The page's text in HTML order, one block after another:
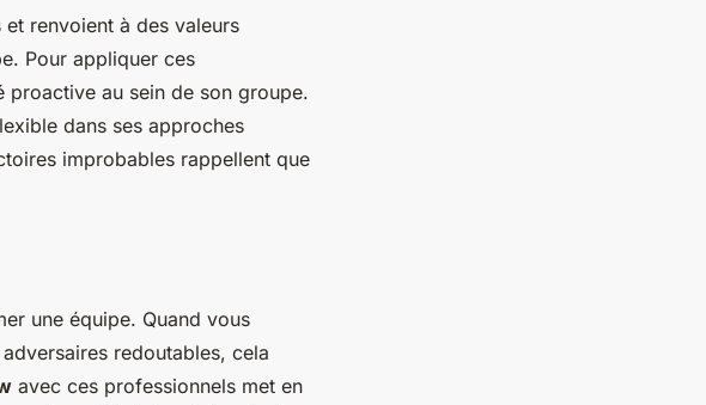
renvoient à des valeurs
Pour appliquer ces
proactive au sein de son groupe.
dans ses approches
improbables rappellent que
une équipe. Quand vous
redoutables, cela
avec ces professionnels met en